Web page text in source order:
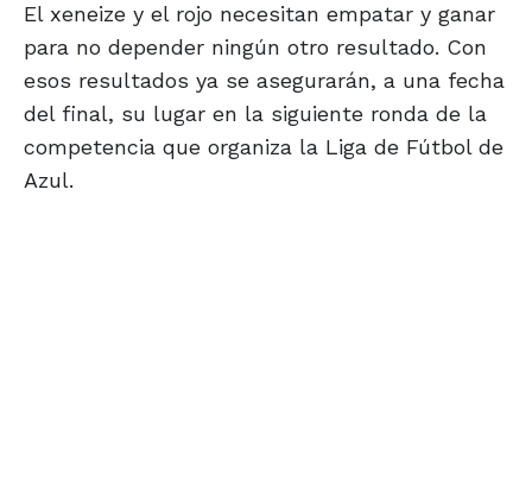
El xeneize y el rojo necesitan empatar y ganar
para no depender ningún otro resultado. Con
esos resultados ya se asegurarán, a una fecha
del final, su lugar en la siguiente ronda de la
competencia que organiza la Liga de Fútbol de
Azul.